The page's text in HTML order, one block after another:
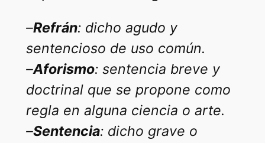
–Refrán: dicho agudo y
sentencioso de uso común.
–Aforismo: sentencia breve y
doctrinal que se propone como
regla en alguna ciencia o arte.
–Sentencia: dicho grave o